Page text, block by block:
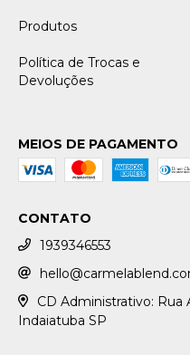
Produtos
Política de Trocas e
Devoluções
MEIOS DE PAGAMENTO
CONTATO
1939346553
CD Administrativo: Rua
Indaiatuba SP